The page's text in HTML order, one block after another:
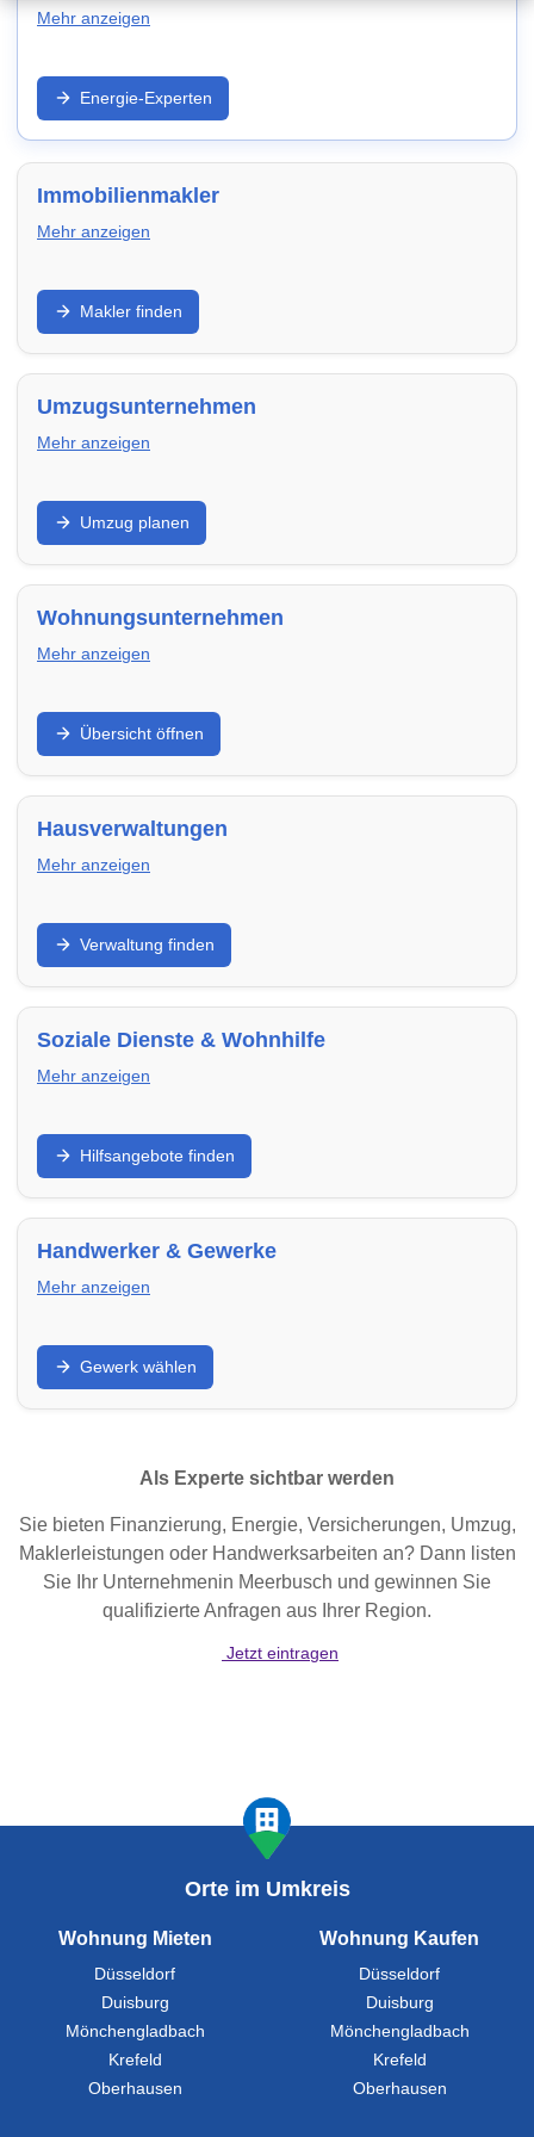
Mehr anzeigen
Strom/Gas, Wärmepumpe, PV und Effizienz: Entdecke
Anbieter und Experten in Meerbusch – für niedrigere
laufende Kosten und zukunftssichere Modernisierung.
Energie-Experten
Immobilienmakler
Mehr anzeigen
Verkauf, Vermietung, Bewertung und Vermarktung:
Finde Makler in Meerbusch, die Objektaufnahme,
Exposé, Besichtigungen und Verhandlung
Makler finden
Umzugsunternehmen
Mehr anzeigen
Privatumzug, Transport, Verpackung und Montage:
Vergleiche Umzugsfirmen in Meerbusch – transparent,
terminsicher und passend zu deinem Umfang.
Umzug planen
Wohnungsunternehmen
Mehr anzeigen
Finde regionale Wohnungsunternehmen,
Genossenschaften und Vermieter in Meerbusch – mit
freien Wohnungen, klaren Prozessen und
Übersicht öffnen
Hausverwaltungen
Mehr anzeigen
WEG-, Miet- und Objektverwaltung: Finde
Hausverwaltungen in Meerbusch für Abrechnung,
Instandhaltung, Kommunikation und professionelle
Verwaltung finden
Soziale Dienste & Wohnhilfe
Mehr anzeigen
Unterstützung bei Wohnungssuche,
Wohnraumsicherung oder schwierigen Lebenslagen:
Finde Beratungsstellen und Hilfsangebote in
Hilfsangebote finden
Handwerker & Gewerke
Mehr anzeigen
Renovieren, sanieren, modernisieren: Finde
Handwerker in Meerbusch nach Gewerk – von Elektrik
über Heizung bis Dach und Fenster.
Gewerk wählen
Als Experte sichtbar werden
Sie bieten Finanzierung, Energie, Versicherungen, Umzug,
Maklerleistungen oder Handwerksarbeiten an? Dann listen
Sie Ihr Unternehmenin Meerbusch und gewinnen Sie
qualifizierte Anfragen aus Ihrer Region.
Jetzt eintragen
Orte im Umkreis
Wohnung Mieten
Düsseldorf
Duisburg
Mönchengladbach
Krefeld
Oberhausen
Wohnung Kaufen
Düsseldorf
Duisburg
Mönchengladbach
Krefeld
Oberhausen